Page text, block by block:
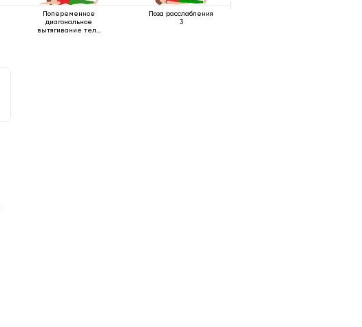
Попеременное
диагональное
вытягивание тела
Поза расслабления
3